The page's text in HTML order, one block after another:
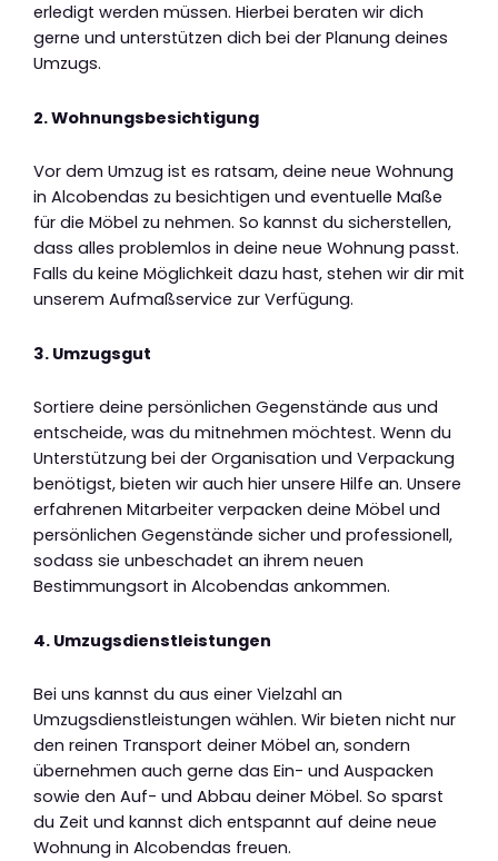
erledigt werden müssen. Hierbei beraten wir dich
gerne und unterstützen dich bei der Planung deines
Umzugs.
2. Wohnungsbesichtigung
Vor dem Umzug ist es ratsam, deine neue Wohnung
in Alcobendas zu besichtigen und eventuelle Maße
für die Möbel zu nehmen. So kannst du sicherstellen,
dass alles problemlos in deine neue Wohnung passt.
Falls du keine Möglichkeit dazu hast, stehen wir dir mit
unserem Aufmaßservice zur Verfügung.
3. Umzugsgut
Sortiere deine persönlichen Gegenstände aus und
entscheide, was du mitnehmen möchtest. Wenn du
Unterstützung bei der Organisation und Verpackung
benötigst, bieten wir auch hier unsere Hilfe an. Unsere
erfahrenen Mitarbeiter verpacken deine Möbel und
persönlichen Gegenstände sicher und professionell,
sodass sie unbeschadet an ihrem neuen
Bestimmungsort in Alcobendas ankommen.
4. Umzugsdienstleistungen
Bei uns kannst du aus einer Vielzahl an
Umzugsdienstleistungen wählen. Wir bieten nicht nur
den reinen Transport deiner Möbel an, sondern
übernehmen auch gerne das Ein- und Auspacken
sowie den Auf- und Abbau deiner Möbel. So sparst
du Zeit und kannst dich entspannt auf deine neue
Wohnung in Alcobendas freuen.